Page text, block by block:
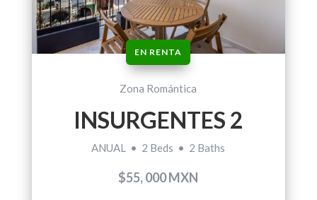
EN RENTA
Zona Romántica
INSURGENTES 2
ANUAL • 2 Beds • 2 Baths
$55, 000 MXN